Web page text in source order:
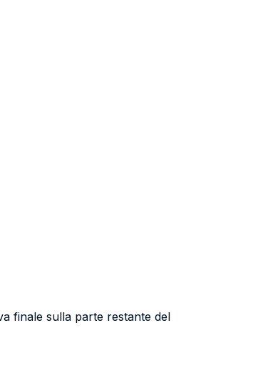
finale sulla parte restante del